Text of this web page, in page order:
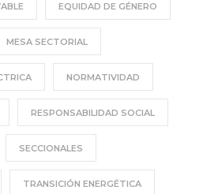
EQUIDAD DE GÉNERO
MESA SECTORIAL
NORMATIVIDAD
RESPONSABILIDAD SOCIAL
SECCIONALES
TRANSICIÓN ENERGÉTICA